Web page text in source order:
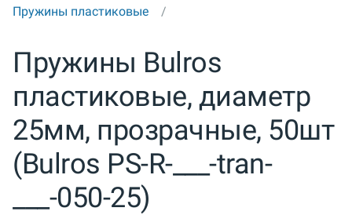
Пружины пластиковые
Пружины Bulros
пластиковые, диаметр
25мм, прозрачные, 50шт
(Bulros PS-R-___-tran-
___-050-25)